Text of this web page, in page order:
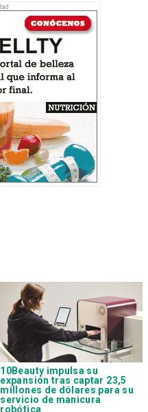
10Beauty impulsa su
expansión tras captar 23,5
millones de dólares para su
servicio de manicura
robótica